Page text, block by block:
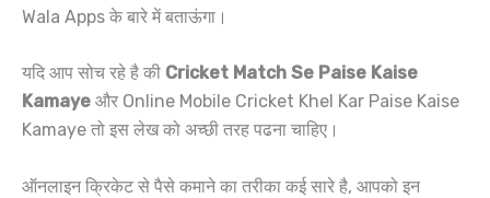
Wala Apps के बारे में बताऊंगा।
यदि आप सोच रहे है की Cricket Match Se Paise Kaise
Kamaye और Online Mobile Cricket Khel Kar Paise Kaise
Kamaye तो इस लेख को अच्छी तरह पढना चाहिए।
ऑनलाइन क्रिकेट से पैसे कमाने का तरीका कई सारे है, आपको इन